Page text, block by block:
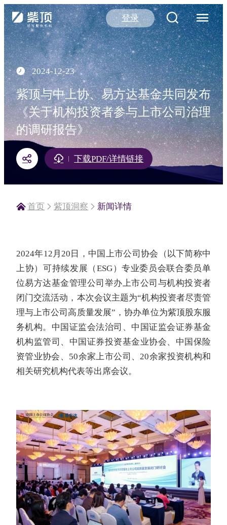
登录
2024-12-23
紫顶与中上协、易方达基金共同发布
《关于机构投资者参与上市公司治理
的调研报告》
下载PDF/详情链接
首页 紫顶洞察 新闻详情
2024年12月20日，中国上市公司协会（以下简称中
上协）可持续发展（ESG）专业委员会联合委员单
位易方达基金管理公司举办上市公司与机构投资者
闭门交流活动，本次会议主题为“机构投资者尽责管
理与上市公司高质量发展”，协办单位为紫顶股东服
务机构。中国证监会法治司、中国证监会证券基金
机构监管司、中国证券投资基金业协会、中国保险
资管业协会、50余家上市公司、20余家投资机构和
相关研究机构代表等出席会议。